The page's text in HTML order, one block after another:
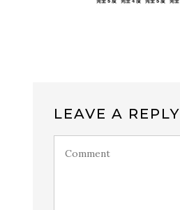
LEAVE A REPLY